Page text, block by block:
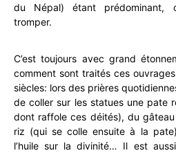
du Népal) étant prédominant,
tromper.
C’est toujours avec grand
comment sont traités ces
siècles: lors des prières
de coller sur les statues une pate
dont raffole ces déités), du
riz (qui se colle ensuite à la
l’huile sur la divinité… Il est